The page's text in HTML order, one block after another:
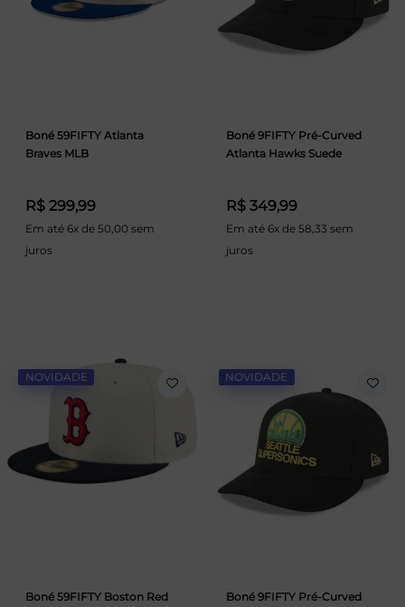
Boné 59FIFTY Atlanta
Braves MLB
R$ 299,99
Em até 6x de 50,00 sem
juros
Boné 9FIFTY Pré-Curved
Atlanta Hawks Suede
R$ 349,99
Em até 6x de 58,33 sem
juros
NOVIDADE
Boné 59FIFTY Boston Red
NOVIDADE
Boné 9FIFTY Pré-Curved